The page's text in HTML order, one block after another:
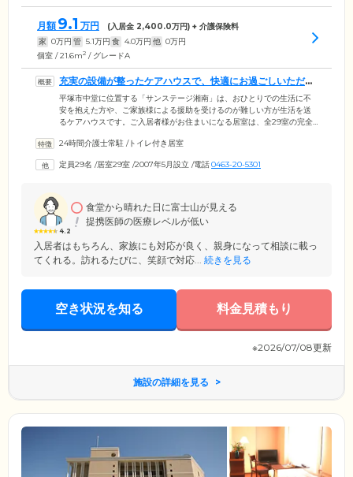
月額 9.1 万円 (入居金 2,400.0万円) + 介護保険料
家 0万円 管 5.1万円 食 4.0万円 他 0万円
個室 / 21.6m2 / グレードA
充実の設備が整ったケアハウスで、快適にお過ごしいただけ
ます
平塚市中堂に位置する「サンステージ湘南」は、おひとりでの生活に不
安を抱えた方や、ご家族様による援助を受けるのが難しい方が生活を送
るケアハウスです。ご入居者様がお住まいになる居室は、全29室の完全
備しており、おひとりの時間も快適にお過ごしいただけます。さらに、
にお喜びいただいています。また、共用部分には、ビューティーサロン
24時間介護士常駐 /トイレ付き居室
定員29名 /居室29室 /2007年5月設立 /電話0463-20-5301
4.2
食堂から晴れた日に富士山が見える
提携医師の医療レベルが低い
入居者はもちろん、家族にも対応が良く、親身になって相談に載っ
てくれる。訪れるたびに、笑顔で対応... 続きを見る
空き状況を知る 料金見積もり
※2026/07/08更新
施設の詳細を見る